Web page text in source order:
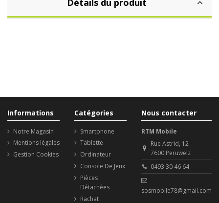
Détails du produit
Informations
Notre Magasin
Mentions légales
Gestion Cookies
Catégories
Smartphone
Tablette
Ordinateur
Console De Jeux
Pièces
Détachées
Rachat
Nous contacter
RTM Mobile
Rue Astrid, 12
7600 Peruwelz
0493 30 46 64
sosmobile78@gmail.com